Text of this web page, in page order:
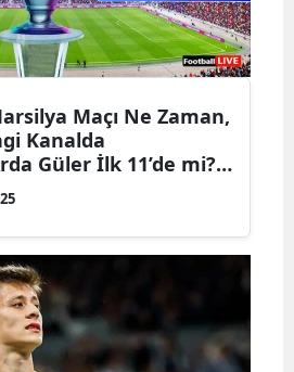
Maçı Ne Zaman,
Kanalda
Güler İlk 11’de mi?
Tüm